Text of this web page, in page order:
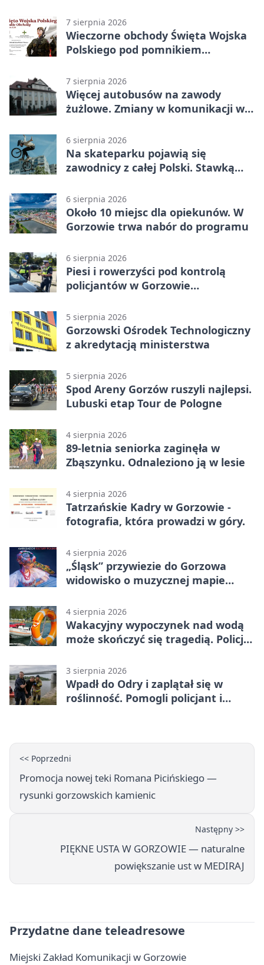
7 sierpnia 2026
Wieczorne obchody Święta Wojska
Polskiego pod pomnikiem
7 sierpnia 2026
Więcej autobusów na zawody
żużlowe. Zmiany w komunikacji w
6 sierpnia 2026
Na skateparku pojawią się
zawodnicy z całej Polski. Stawką
6 sierpnia 2026
Około 10 miejsc dla opiekunów. W
Gorzowie trwa nabór do programu
6 sierpnia 2026
Piesi i rowerzyści pod kontrolą
policjantów w Gorzowie
5 sierpnia 2026
Gorzowski Ośrodek Technologiczny
z akredytacją ministerstwa
5 sierpnia 2026
Spod Areny Gorzów ruszyli najlepsi.
Lubuski etap Tour de Pologne
4 sierpnia 2026
89-letnia seniorka zaginęła w
Zbąszynku. Odnaleziono ją w lesie
4 sierpnia 2026
Tatrzańskie Kadry w Gorzowie -
fotografia, która prowadzi w góry.
4 sierpnia 2026
„Śląsk” przywiezie do Gorzowa
widowisko o muzycznej mapie
4 sierpnia 2026
Wakacyjny wypoczynek nad wodą
może skończyć się tragedią. Policja
3 sierpnia 2026
Wpadł do Odry i zaplątał się w
roślinność. Pomogli policjant i
<< Poprzedni
Promocja nowej teki Romana Picińskiego —
rysunki gorzowskich kamienic
Następny >>
PIĘKNE USTA W GORZOWIE — naturalne
powiększanie ust w MEDIRAJ
Przydatne dane teleadresowe
Miejski Zakład Komunikacji w Gorzowie